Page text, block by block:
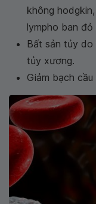
không
lympho ban đỏ
Bất sản tủy do
tủy xương.
Giảm bạch